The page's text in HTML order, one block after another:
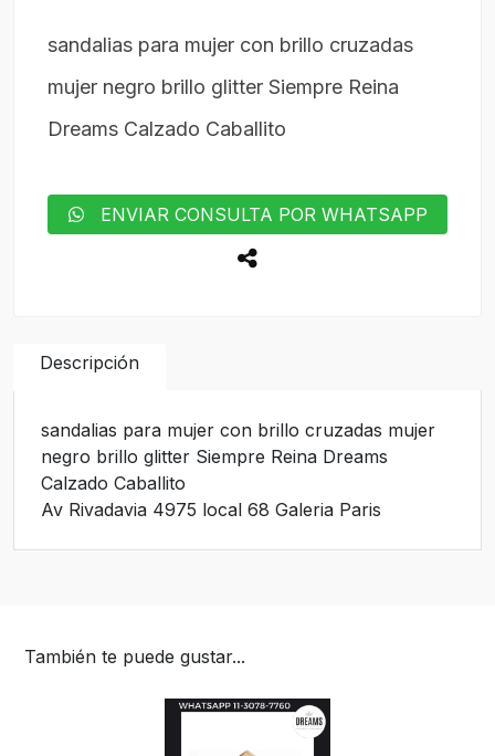
sandalias para mujer con brillo cruzadas
mujer negro brillo glitter Siempre Reina
Dreams Calzado Caballito
ENVIAR CONSULTA POR WHATSAPP
Descripción
sandalias para mujer con brillo cruzadas mujer
negro brillo glitter Siempre Reina Dreams
Calzado Caballito
Av Rivadavia 4975 local 68 Galeria Paris
También te puede gustar...